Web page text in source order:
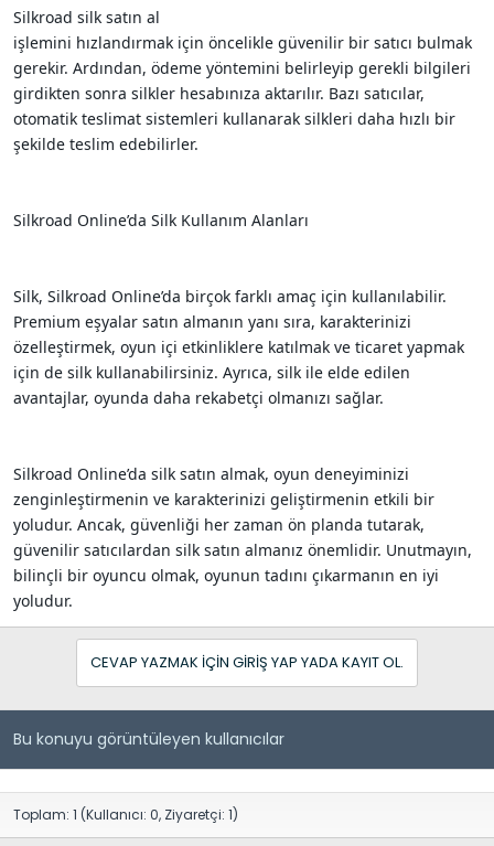
Silkroad silk satın al
işlemini hızlandırmak için öncelikle güvenilir bir satıcı bulmak
gerekir. Ardından, ödeme yöntemini belirleyip gerekli bilgileri
girdikten sonra silkler hesabınıza aktarılır. Bazı satıcılar,
otomatik teslimat sistemleri kullanarak silkleri daha hızlı bir
şekilde teslim edebilirler.
Silkroad Online’da Silk Kullanım Alanları
Silk, Silkroad Online’da birçok farklı amaç için kullanılabilir.
Premium eşyalar satın almanın yanı sıra, karakterinizi
özelleştirmek, oyun içi etkinliklere katılmak ve ticaret yapmak
için de silk kullanabilirsiniz. Ayrıca, silk ile elde edilen
avantajlar, oyunda daha rekabetçi olmanızı sağlar.
Silkroad Online’da silk satın almak, oyun deneyiminizi
zenginleştirmenin ve karakterinizi geliştirmenin etkili bir
yoludur. Ancak, güvenliği her zaman ön planda tutarak,
güvenilir satıcılardan silk satın almanız önemlidir. Unutmayın,
bilinçli bir oyuncu olmak, oyunun tadını çıkarmanın en iyi
yoludur.
CEVAP YAZMAK IÇIN GIRIŞ YAP YADA KAYIT OL.
Bu konuyu görüntüleyen kullanıcılar
Toplam: 1 (Kullanıcı: 0, Ziyaretçi: 1)